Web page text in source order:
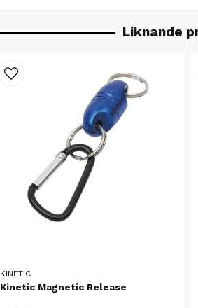
Liknande
KINETIC
Kinetic Magnetic Release